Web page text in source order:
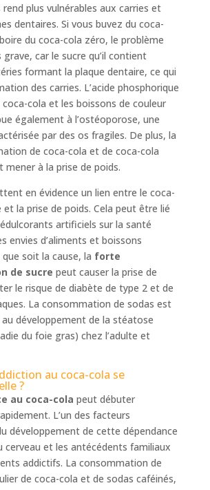
plus vulnérables aux carries et
dentaires. Si vous buvez du coca-
du coca-cola zéro, le problème
car le sucre qu’il contient
formant la plaque dentaire, ce qui
des carries. L’acide phosphorique
cola et les boissons de couleur
également à l’ostéoporose, une
par des os fragiles. De plus, la
de coca-cola et de coca-cola
mener à la prise de poids.
en évidence un lien entre le coca-
et la prise de poids. Cela peut être lié
artificiels sur la santé
envies d’aliments et boissons
que soit la cause, la forte
de sucre peut causer la prise de
le risque de diabète de type 2 et de
La consommation de sodas est
développement de la stéatose
du foie gras) chez l’adulte et
au coca-cola se
?
au coca-cola peut débuter
L’un des facteurs
développement de cette dépendance
cerveau et les antécédents familiaux
addictifs. La consommation de
de coca-cola et de sodas caféinés,